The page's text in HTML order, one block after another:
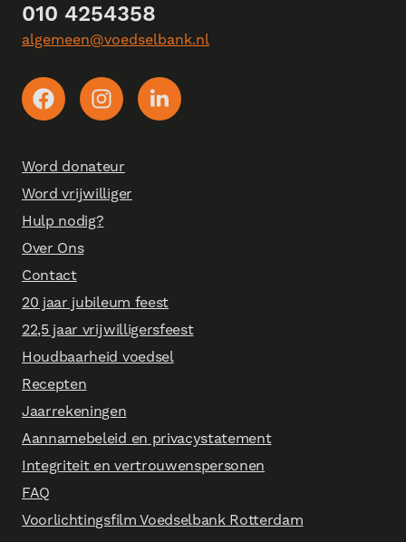
010 4254358
algemeen@voedselbank.nl
Word donateur
Word vrijwilliger
Hulp nodig?
Over Ons
Contact
20 jaar jubileum feest
22,5 jaar vrijwilligersfeest
Houdbaarheid voedsel
Recepten
Jaarrekeningen
Aannamebeleid en privacystatement
Integriteit en vertrouwenspersonen
FAQ
Voorlichtingsfilm Voedselbank Rotterdam